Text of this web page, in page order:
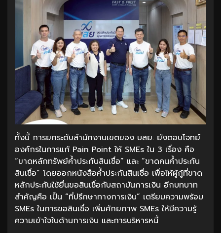
ทั้งนี้ การยกระดับสำนักงานเขตของ บสย. ยังตอบโจทย์
องค์กรในการแก้ Pain Point ให้ SMEs ใน 3 เรื่อง คือ
“ขาดหลักทรัพย์ค้ำประกันสินเชื่อ” และ “ขาดคนค้ำประกัน
สินเชื่อ” โดยออกหนังสือค้ำประกันสินเชื่อ เพื่อให้ผู้กู้ที่ขาด
หลักประกันใช้ยื่นขอสินเชื่อกับสถาบันการเงิน อีกบทบาท
สำคัญคือ เป็น “ที่ปรึกษาทางการเงิน” เตรียมความพร้อม
SMEs ในการขอสินเชื่อ เพิ่มศักยภาพ SMEs ให้มีความรู้
ความเข้าใจในด้านการเงิน และการบริหารหนี้